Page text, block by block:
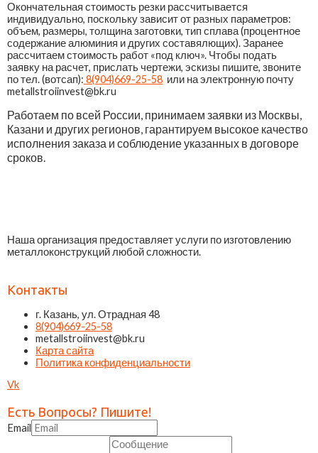
Окончательная стоимость резки рассчитывается
индивидуально, поскольку зависит от разных параметров:
объем, размеры, толщина заготовки, тип сплава (процентное
содержание алюминия и других составялющих). Заранее
рассчитаем стоимость работ «под ключ». Чтобы подать
заявку на расчет, прислать чертежи, эскизы пишите, звоните
по тел. (вотсап): 8(904)669-25-58 или на электронную почту
metallstroiinvest@bk.ru
Работаем по всей России, принимаем заявки из Москвы,
Казани и других регионов, гарантируем высокое качество
исполнения заказа и соблюдение указанных в договоре
сроков.
Наша организация предоставляет услуги по изготовлению
металлоконструкций любой сложности.
Контакты
г. Казань, ул. Отрадная 48
8(904)669-25-58
metallstroiinvest@bk.ru
Карта сайта
Политика конфиденциальности
Vk
Есть Вопросы? Пишите!
Email